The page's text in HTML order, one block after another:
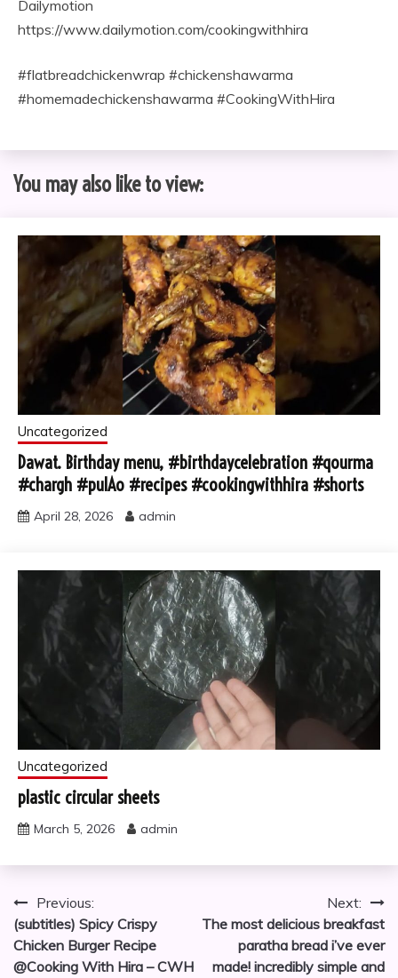
Dailymotion
https://www.dailymotion.com/cookingwithhira
#flatbreadchickenwrap #chickenshawarma
#homemadechickenshawarma #CookingWithHira
You may also like to view:
Uncategorized
Dawat. Birthday menu, #birthdaycelebration #qourma
#chargh #pulAo #recipes #cookingwithhira #shorts
April 28, 2026 admin
Uncategorized
plastic circular sheets
March 5, 2026 admin
Post
navigation
Previous:
(subtitles) Spicy Crispy
Chicken Burger Recipe
@Cooking With Hira – CWH
Next:
The most delicious breakfast
paratha bread i’ve ever
made! incredibly simple and